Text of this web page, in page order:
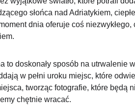
słońca nad Adriatykiem,
dnia oferuje coś niezwykłego,
to doskonały sposób na utrwalenie
w pełni uroku miejsc, które
tworząc fotografie, które będą
chętnie wracać.